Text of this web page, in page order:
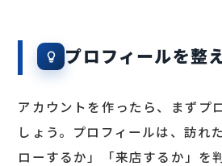
プロフィールを整
アカウントを作ったら、まずプ
しょう。プロフィールは、訪れ
ローするか」「来店するか」を